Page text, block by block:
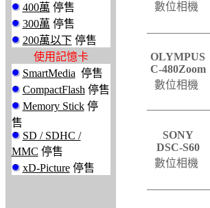
400萬 停售
300萬 停售
200萬以下停售
使用記憶卡
SmartMedia 停售
CompactFlash 停售
Memory Stick停
售
SD / SDHC /
MMC 停售
xD-Picture停售
數位相機
OLYMPUS
C-480Zoom
數位相機
SONY
DSC-S60
數位相機